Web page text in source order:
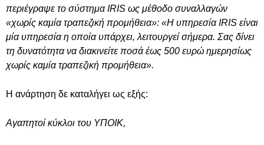
περιέγραψε το σύστημα IRIS ως μέθοδο συναλλαγών
«χωρίς καμία τραπεζική προμήθεια»: «Η υπηρεσία IRIS είναι
μία υπηρεσία η οποία υπάρχει, λειτουργεί σήμερα. Σας δίνει
τη δυνατότητα να διακινείτε ποσά έως 500 ευρώ ημερησίως
χωρίς καμία τραπεζική προμήθεια».
Η ανάρτηση δε καταλήγει ως εξής:
Αγαπητοί κύκλοι του ΥΠΟΙΚ,